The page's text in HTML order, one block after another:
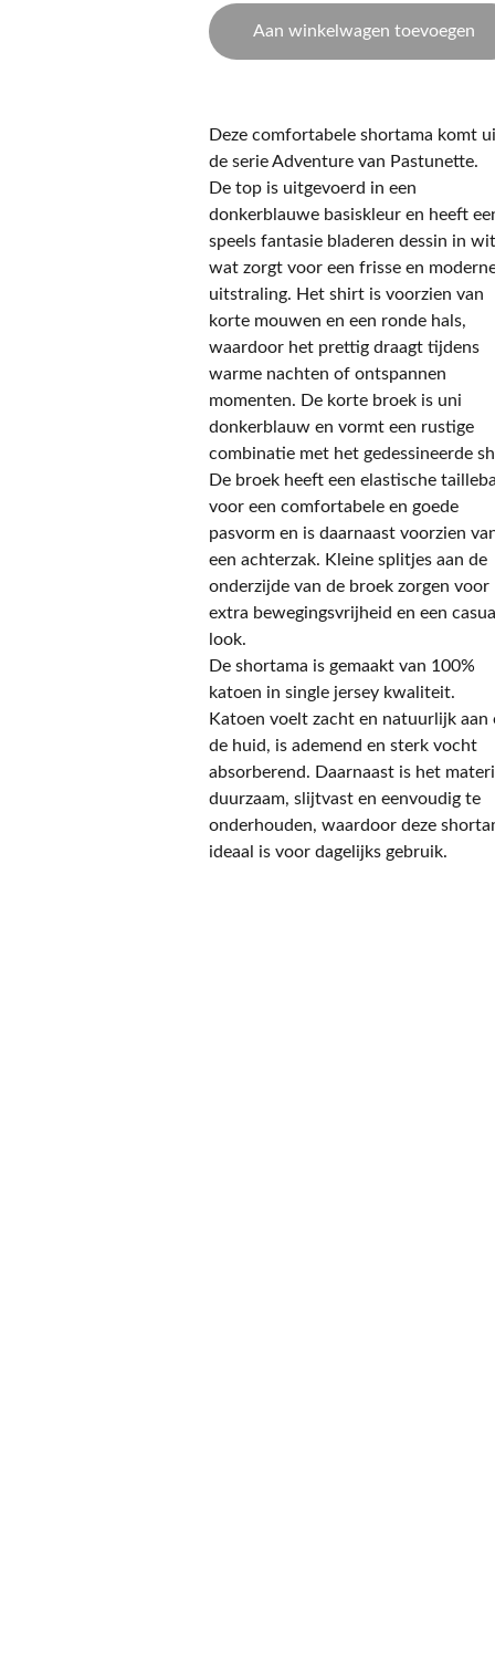
Aan winkelwagen toevoegen
Deze comfortabele shortama komt
de serie Adventure van Pastunette.
De top is uitgevoerd in een
donkerblauwe basiskleur en heeft
speels fantasie bladeren dessin in
wat zorgt voor een frisse en
uitstraling. Het shirt is voorzien van
korte mouwen en een ronde hals,
waardoor het prettig draagt tijdens
warme nachten of ontspannen
momenten. De korte broek is uni
donkerblauw en vormt een rustige
combinatie met het gedessineerde
De broek heeft een elastische
voor een comfortabele en goede
pasvorm en is daarnaast voorzien
een achterzak. Kleine splitjes aan de
onderzijde van de broek zorgen voor
extra bewegingsvrijheid en een
look.
De shortama is gemaakt van 100%
katoen in single jersey kwaliteit.
Katoen voelt zacht en natuurlijk aan
de huid, is ademend en sterk vocht
absorberend. Daarnaast is het
duurzaam, slijtvast en eenvoudig te
onderhouden, waardoor deze
ideaal is voor dagelijks gebruik.